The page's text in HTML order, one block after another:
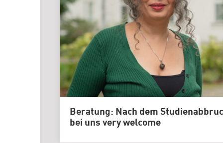
Beratung: Nach dem
bei uns very welcome